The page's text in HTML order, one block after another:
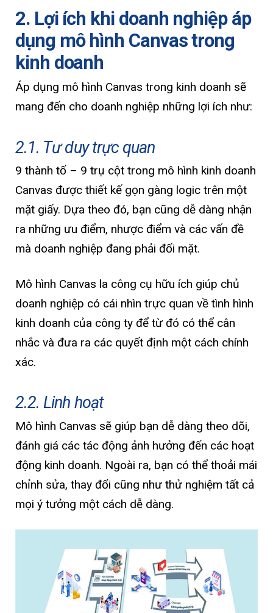
2. Lợi ích khi doanh nghiệp áp
dụng mô hình Canvas trong
kinh doanh
Áp dụng mô hình Canvas trong kinh doanh sẽ
mang đến cho doanh nghiệp những lợi ích như:
2.1. Tư duy trực quan
9 thành tố – 9 trụ cột trong mô hình kinh doanh
Canvas được thiết kế gọn gàng logic trên một
mặt giấy. Dựa theo đó, bạn cũng dễ dàng nhận
ra những ưu điểm, nhược điểm và các vấn đề
mà doanh nghiệp đang phải đối mặt.
Mô hình Canvas la công cụ hữu ích giúp chủ
doanh nghiệp có cái nhìn trực quan về tình hình
kinh doanh của công ty để từ đó có thể cân
nhắc và đưa ra các quyết định một cách chính
xác.
2.2. Linh hoạt
Mô hình Canvas sẽ giúp bạn dễ dàng theo dõi,
đánh giá các tác động ảnh hưởng đến các hoạt
động kinh doanh. Ngoài ra, bạn có thể thoải mái
chỉnh sửa, thay đổi cũng như thử nghiệm tất cả
mọi ý tưởng một cách dễ dàng.